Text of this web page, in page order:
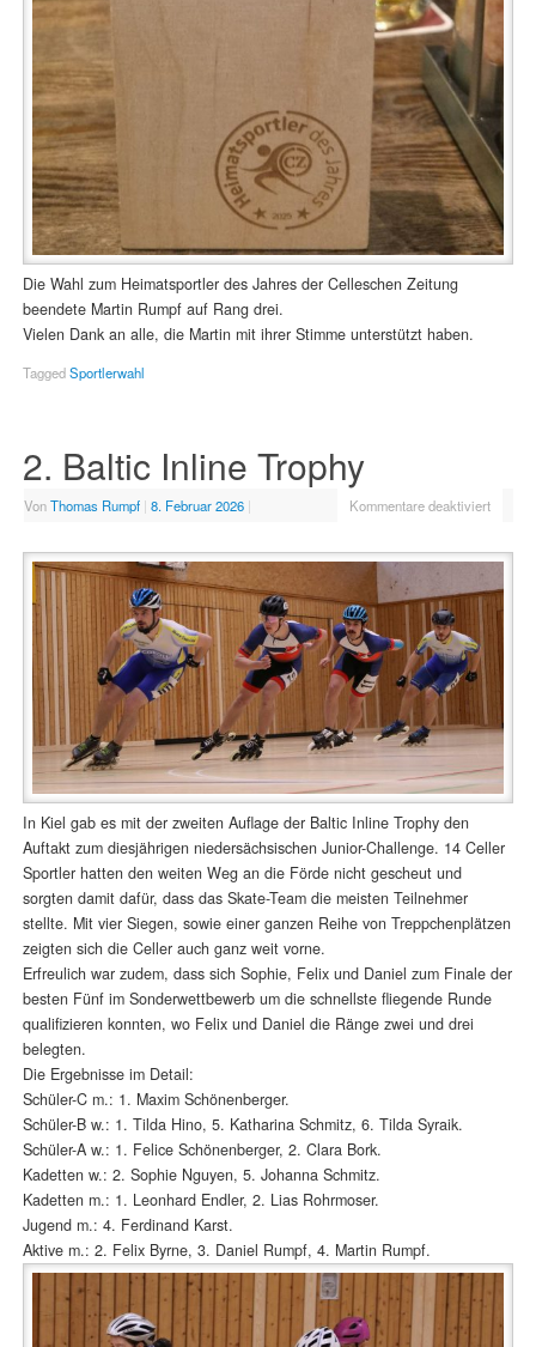
Die Wahl zum Heimatsportler des Jahres der Celleschen Zeitung
beendete Martin Rumpf auf Rang drei.
Vielen Dank an alle, die Martin mit ihrer Stimme unterstützt haben.
TaggedSportlerwahl
2. Baltic Inline Trophy
VonThomas Rumpf | 8. Februar 2026 | Kommentare deaktiviert
In Kiel gab es mit der zweiten Auflage der Baltic Inline Trophy den
Auftakt zum diesjährigen niedersächsischen Junior-Challenge. 14 Celler
Sportler hatten den weiten Weg an die Förde nicht gescheut und
sorgten damit dafür, dass das Skate-Team die meisten Teilnehmer
stellte. Mit vier Siegen, sowie einer ganzen Reihe von Treppchenplätzen
zeigten sich die Celler auch ganz weit vorne.
Erfreulich war zudem, dass sich Sophie, Felix und Daniel zum Finale der
besten Fünf im Sonderwettbewerb um die schnellste fliegende Runde
qualifizieren konnten, wo Felix und Daniel die Ränge zwei und drei
belegten.
Die Ergebnisse im Detail:
Schüler-C m.: 1. Maxim Schönenberger.
Schüler-B w.: 1. Tilda Hino, 5. Katharina Schmitz, 6. Tilda Syraik.
Schüler-A w.: 1. Felice Schönenberger, 2. Clara Bork.
Kadetten w.: 2. Sophie Nguyen, 5. Johanna Schmitz.
Kadetten m.: 1. Leonhard Endler, 2. Lias Rohrmoser.
Jugend m.: 4. Ferdinand Karst.
Aktive m.: 2. Felix Byrne, 3. Daniel Rumpf, 4. Martin Rumpf.